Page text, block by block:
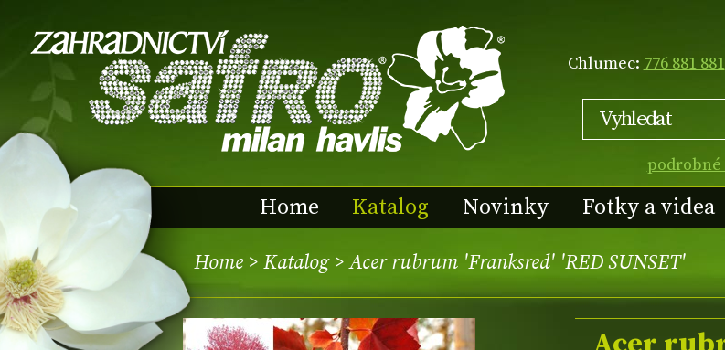
Chlumec: 776 881 881
Home Katalog Novinky Fotky a videa
Home > Katalog> Acer rubrum 'Franksred' 'RED SUNSET'